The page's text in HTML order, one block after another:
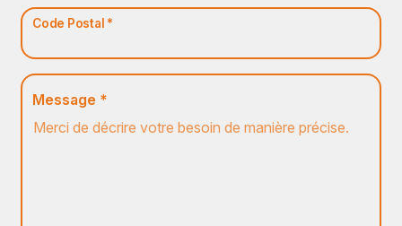
Code Postal *
Message *